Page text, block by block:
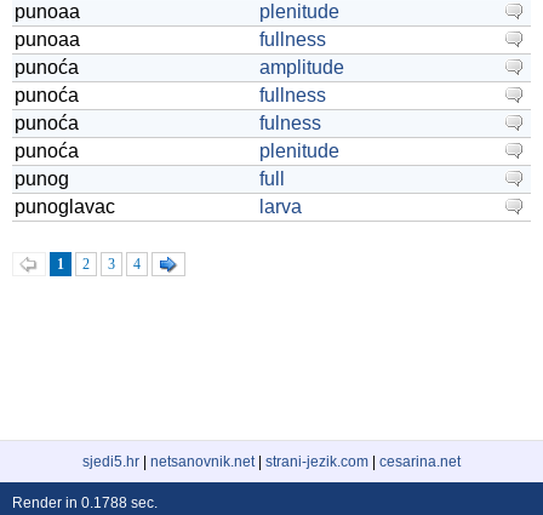
punoaa
plenitude
punoaa
fullness
punoća
amplitude
punoća
fullness
punoća
fulness
punoća
plenitude
punog
full
punoglavac
larva
1 2 3 4
sjedi5.hr netsanovnik.net| strani-jezik.com cesarina.net
Render in 0.1788 sec.